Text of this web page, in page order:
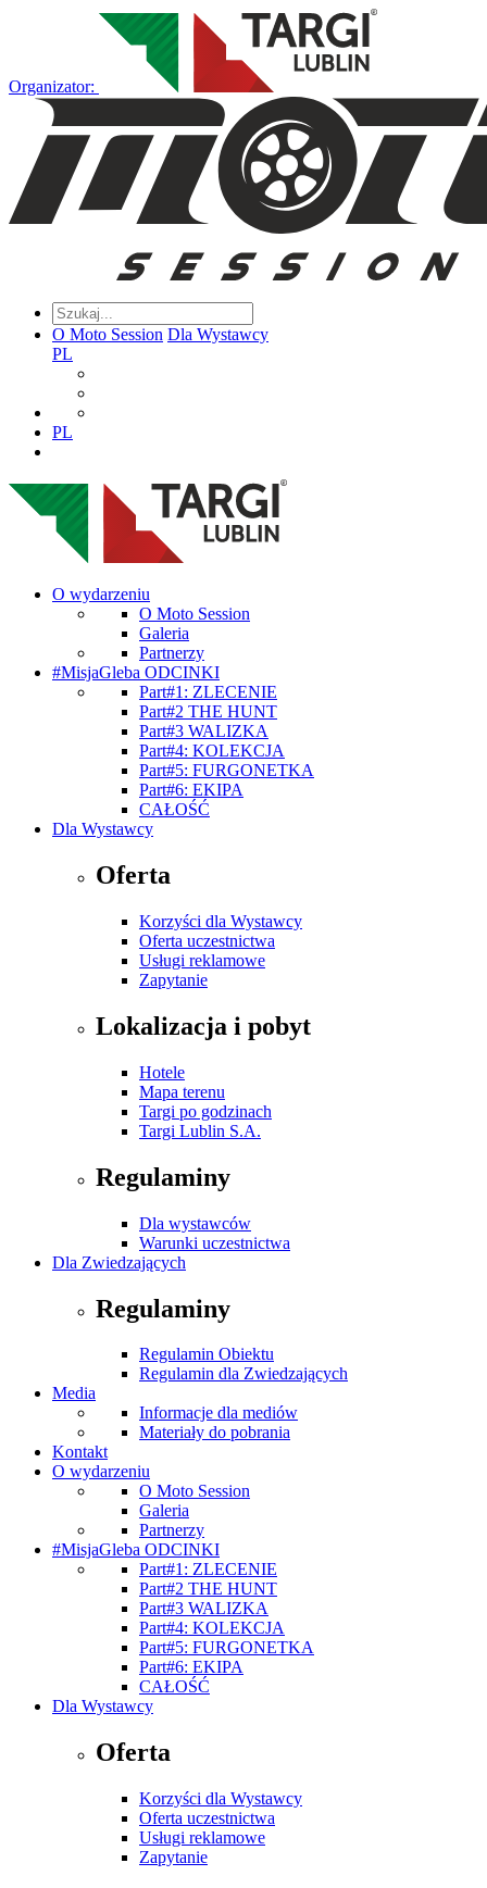
Organizator:
O Moto Session Dla Wystawcy
PL
PL
O wydarzeniu
O Moto Session
Galeria
Partnerzy
#MisjaGleba ODCINKI
Part#1: ZLECENIE
Part#2 THE HUNT
Part#3 WALIZKA
Part#4: KOLEKCJA
Part#5: FURGONETKA
Part#6: EKIPA
CAŁOŚĆ
Dla Wystawcy
Oferta
Korzyści dla Wystawcy
Oferta uczestnictwa
Usługi reklamowe
Zapytanie
Lokalizacja i pobyt
Hotele
Mapa terenu
Targi po godzinach
Targi Lublin S.A.
Regulaminy
Dla wystawców
Warunki uczestnictwa
Dla Zwiedzających
Regulaminy
Regulamin Obiektu
Regulamin dla Zwiedzających
Media
Informacje dla mediów
Materiały do pobrania
Kontakt
O wydarzeniu
O Moto Session
Galeria
Partnerzy
#MisjaGleba ODCINKI
Part#1: ZLECENIE
Part#2 THE HUNT
Part#3 WALIZKA
Part#4: KOLEKCJA
Part#5: FURGONETKA
Part#6: EKIPA
CAŁOŚĆ
Dla Wystawcy
Oferta
Korzyści dla Wystawcy
Oferta uczestnictwa
Usługi reklamowe
Zapytanie